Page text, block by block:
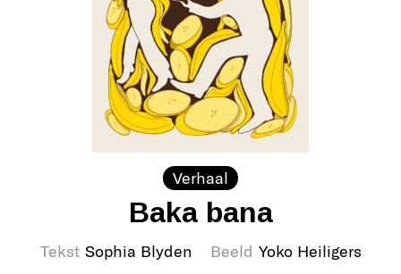
Verhaal
Baka bana
Tekst Sophia Blyden Beeld Yoko Heiligers